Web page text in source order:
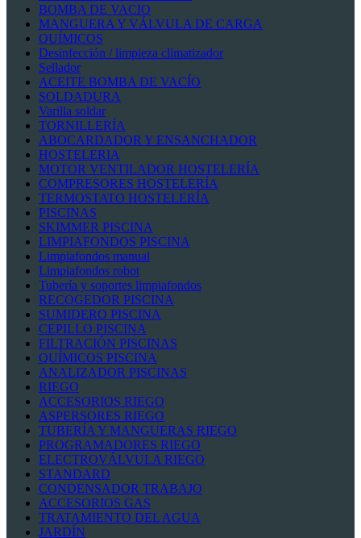
BOMBA DE VACIO
MANGUERA Y VÁLVULA DE CARGA
QUÍMICOS
Desinfección / limpieza climatizador
Sellador
ACEITE BOMBA DE VACÍO
SOLDADURA
Varilla soldar
TORNILLERÍA
ABOCARDADOR Y ENSANCHADOR
HOSTELERIA
MOTOR VENTILADOR HOSTELERÍA
COMPRESORES HOSTELERÍA
TERMOSTATO HOSTELERÍA
PISCINAS
SKIMMER PISCINA
LIMPIAFONDOS PISCINA
Limpiafondos manual
Limpiafondos robot
Tubería y soportes limpiafondos
RECOGEDOR PISCINA
SUMIDERO PISCINA
CEPILLO PISCINA
FILTRACIÓN PISCINAS
QUÍMICOS PISCINA
ANALIZADOR PISCINAS
RIEGO
ACCESORIOS RIEGO
ASPERSORES RIEGO
TUBERÍA Y MANGUERAS RIEGO
PROGRAMADORES RIEGO
ELECTROVÁLVULA RIEGO
STANDARD
CONDENSADOR TRABAJO
ACCESORIOS GAS
TRATAMIENTO DEL AGUA
JARDÍN